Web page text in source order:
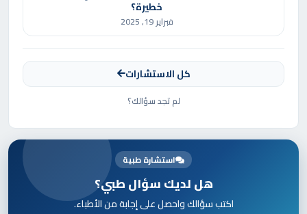
الأدوية مثل النيتروغليسرين أو إجراء قسطرة لفتح
الشرايين. الدكتور ياسر السعدني يستخدم القسطرة
العلاجية وتركيب الدعامات لتحسين تدفق الدم.
متى تكون قسطرة القلب ضرورية؟
تُستخدم القسطرة لتشخيص انسداد الشرايين أو علاج
الذبحة الصدرية وعدم انتظام ضربات القلب. الدكتور
ياسر يقوم بتقييم الحالة باستخدام فحوصات مثل
تخطيط القلب والتصوير لتحديد الحاجة إلى القسطرة.
خطيرة؟
فبراير 19, 2025
كل الاستشارات
لم تجد سؤالك؟
استشارة طبية
هل لديك سؤال طبي؟
اكتب سؤالك واحصل على إجابة من الأطباء.